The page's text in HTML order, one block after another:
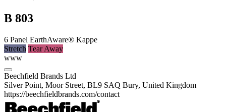
B 803
6 Panel EarthAware® Kappe
Stretch Tear Away
www
Beechfield Brands Ltd
Silver Point, Moor Street, BL9 SAQ Bury, United Kingdom
https://beechfieldbrands.com/contact